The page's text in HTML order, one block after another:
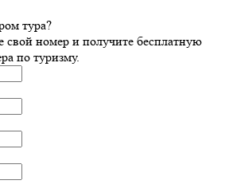
тура?
номер и получите бесплатную
по туризму.